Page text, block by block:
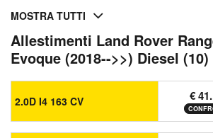
MOSTRA TUTTI
Allestimenti Land Rover
Evoque (2018-->>) Diesel (10)
2.0D I4 163 CV €